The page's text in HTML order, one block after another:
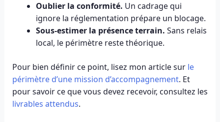
Oublier la conformité. Un cadrage qui
ignore la réglementation prépare un blocage.
Sous-estimer la présence terrain. Sans relais
local, le périmètre reste théorique.
Pour bien définir ce point, lisez mon article sur le
périmètre d’une mission d’accompagnement. Et
pour savoir ce que vous devez recevoir, consultez les
livrables attendus.